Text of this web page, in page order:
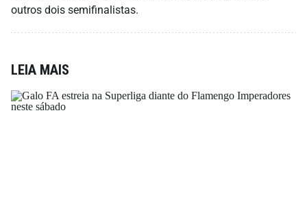
outros dois semifinalistas.
LEIA MAIS